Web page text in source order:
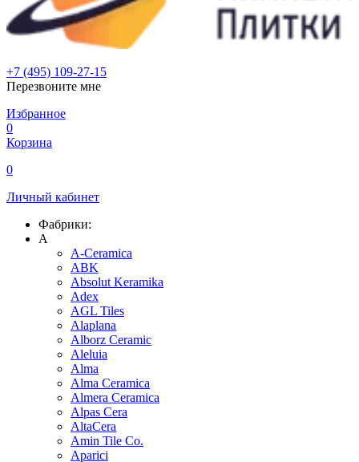
+7 (495) 109-27-15
Перезвоните мне
Избранное
0
Корзина
0
Личный кабинет
Фабрики:
A
A-Ceramica
ABK
Absolut Keramika
Adex
AGL Tiles
Alaplana
Alborz Ceramic
Aleluia
Alma
Alma Ceramica
Almera Ceramica
Alpas Cera
AltaCera
Amin Tile Co.
Aparici